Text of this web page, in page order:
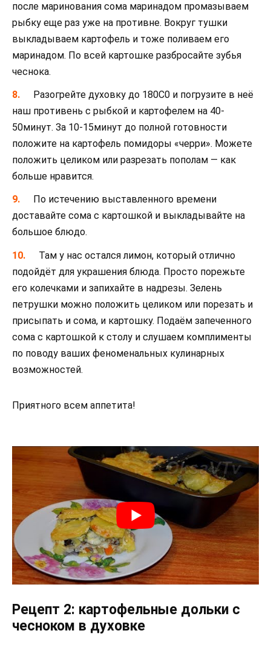
после маринования сома маринадом промазываем
рыбку еще раз уже на противне. Вокруг тушки
выкладываем картофель и тоже поливаем его
маринадом. По всей картошке разбросайте зубья
чеснока.
Разогрейте духовку до 180С0 и погрузите в неё
наш противень с рыбкой и картофелем на 40-
50минут. За 10-15минут до полной готовности
положите на картофель помидоры «черри». Можете
положить целиком или разрезать пополам — как
больше нравится.
По истечению выставленного времени
доставайте сома с картошкой и выкладывайте на
большое блюдо.
Там у нас остался лимон, который отлично
подойдёт для украшения блюда. Просто порежьте
его колечками и запихайте в надрезы. Зелень
петрушки можно положить целиком или порезать и
присыпать и сома, и картошку. Подаём запеченного
сома с картошкой к столу и слушаем комплименты
по поводу ваших феноменальных кулинарных
возможностей.
Приятного всем аппетита!
Рецепт 2: картофельные дольки с
чесноком в духовке